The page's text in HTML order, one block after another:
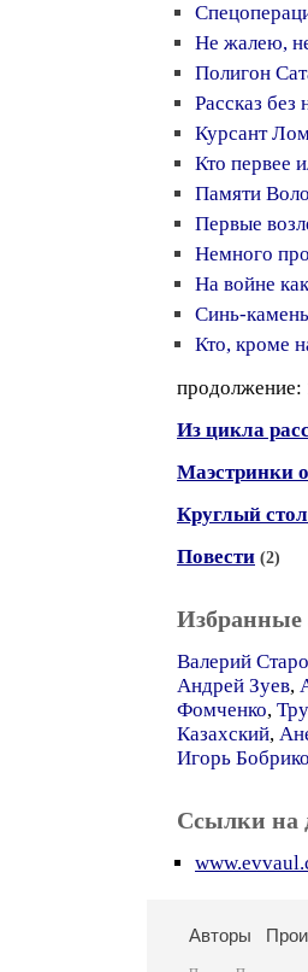
Не жалею,
Полигон
Рассказ без
Курсант
Кто первее
Памяти
Первые
Немного
На войне
Синь-камень
Кто, кроме
продолжение:
Из цикла
Маэстринки
Круглый
Повести (2)
Избранные
Валерий
Андрей Зуев,
Фомченко,
Казахский,
Игорь
Ссылки на
Авторы